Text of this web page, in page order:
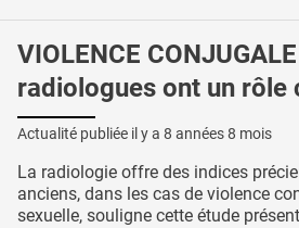
VIOLENCE
radiologues ont un rôle
Actualité publiée il y a 8 années 8 mois
La radiologie offre des indices
anciens, dans les cas de violence
sexuelle, souligne cette étude